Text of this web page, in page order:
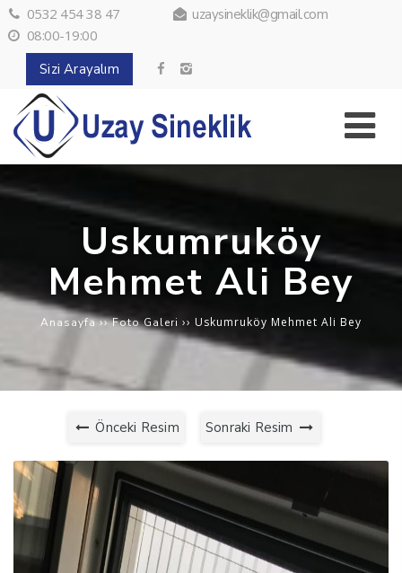
0532 454 38 47
uzaysineklik@gmail.com
08:00-19:00
Sizi Arayalım
Uskumruköy
Mehmet Ali Bey
Anasayfa ››Foto Galeri ›› Uskumruköy Mehmet Ali Bey
Önceki Resim Sonraki Resim